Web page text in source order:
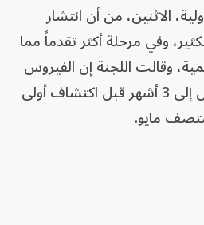
الاثنين، من أن انتشار
وفي مرحلة أكثر تقدماً مما
وقالت اللجنة إن الفيروس
ربما كان ينتشر لما يصل إلى 3 أشهر قبل اكتشاف أولى
مايو.